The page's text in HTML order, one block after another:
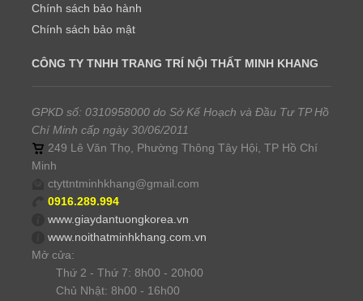
Chính sách bảo hành
Chính sách bảo mật
CÔNG TY TNHH TRANG TRÍ NỘI THẤT MINH KHANG
GPKD số: 0310958000 do Sở Kế Hoạch và Đầu Tư TP Hồ
Chí Minh cấp ngày 30/06/2011
249 Lê Văn Thọ, Phường Thông Tây Hội, TP Hồ Chí
Minh
ctyttntminhkhang@gmail.com
0916.289.994
www.giaydantuongkorea.vn
www.noithatminhkhang.com.vn
Mở cửa:
Thứ 2 - Thứ 7: 8h00 - 20h00
Chủ Nhật: 8h00 - 16h00